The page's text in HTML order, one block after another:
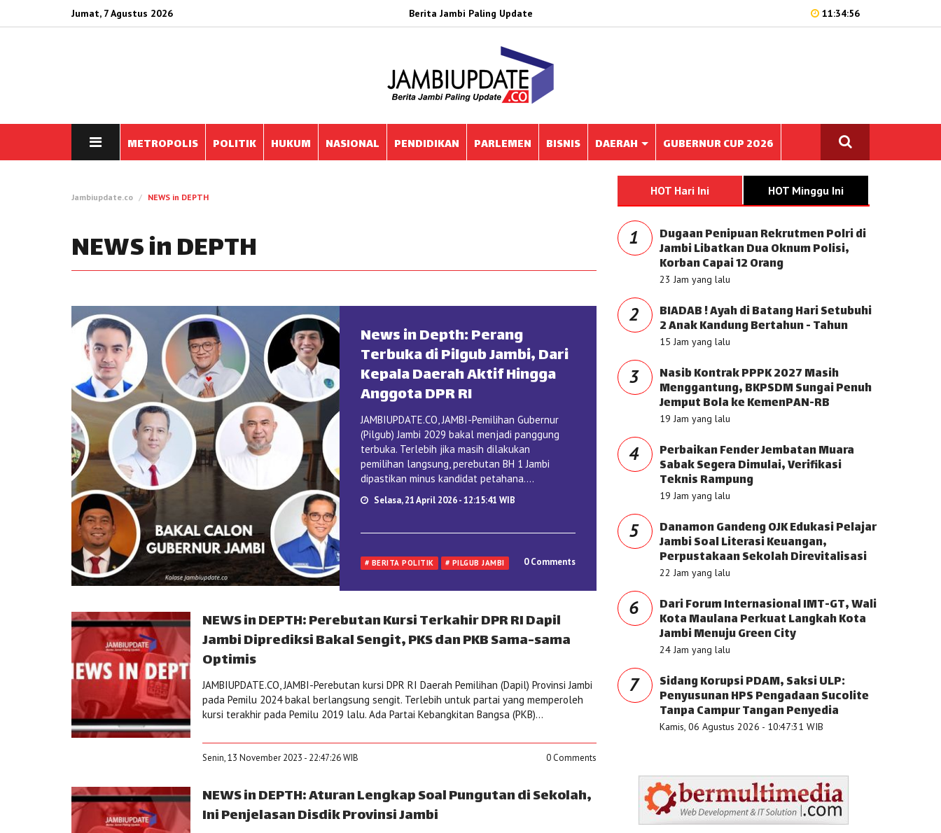
Jumat, 7 Agustus 2026 Berita Jambi Paling Update 11:34:56
METROPOLIS POLITIK HUKUM NASIONAL PENDIDIKAN PARLEMEN BISNIS DAERAH GUBERNUR CUP 2026
Jambiupdate.co NEWS in DEPTH
NEWS in DEPTH
News in Depth: Perang
Terbuka di Pilgub Jambi, Dari
Kepala Daerah Aktif Hingga
Anggota DPR RI
JAMBIUPDATE.CO, JAMBI-Pemilihan Gubernur
(Pilgub) Jambi 2029 bakal menjadi panggung
terbuka. Terlebih jika masih dilakukan
pemilihan langsung, perebutan BH 1 Jambi
dipastikan minus kandidat petahana....
Selasa, 21 April 2026 - 12:15:41 WIB
# BERITA POLITIK # PILGUB JAMBI 0 Comments
NEWS in DEPTH: Perebutan Kursi Terkahir DPR RI Dapil
Jambi Diprediksi Bakal Sengit, PKS dan PKB Sama-sama
Optimis
JAMBIUPDATE.CO, JAMBI-Perebutan kursi DPR RI Daerah Pemilihan (Dapil) Provinsi Jambi
pada Pemilu 2024 bakal berlangsung sengit. Terlebih untuk partai yang memperoleh
kursi terakhir pada Pemilu 2019 lalu. Ada Partai Kebangkitan Bangsa (PKB)...
Senin, 13 November 2023 - 22:47:26 WIB 0 Comments
NEWS in DEPTH: Aturan Lengkap Soal Pungutan di Sekolah,
Ini Penjelasan Disdik Provinsi Jambi
HOT Hari Ini HOT Minggu Ini
1 Dugaan Penipuan Rekrutmen Polri di
Jambi Libatkan Dua Oknum Polisi,
Korban Capai 12 Orang
23 Jam yang lalu
2 BIADAB ! Ayah di Batang Hari Setubuhi
2 Anak Kandung Bertahun - Tahun
15 Jam yang lalu
3 Nasib Kontrak PPPK 2027 Masih
Menggantung, BKPSDM Sungai Penuh
Jemput Bola ke KemenPAN-RB
19 Jam yang lalu
4 Perbaikan Fender Jembatan Muara
Sabak Segera Dimulai, Verifikasi
Teknis Rampung
19 Jam yang lalu
5 Danamon Gandeng OJK Edukasi Pelajar
Jambi Soal Literasi Keuangan,
Perpustakaan Sekolah Direvitalisasi
22 Jam yang lalu
6 Dari Forum Internasional IMT-GT, Wali
Kota Maulana Perkuat Langkah Kota
Jambi Menuju Green City
24 Jam yang lalu
7 Sidang Korupsi PDAM, Saksi ULP:
Penyusunan HPS Pengadaan Sucolite
Tanpa Campur Tangan Penyedia
Kamis, 06 Agustus 2026 - 10:47:31 WIB